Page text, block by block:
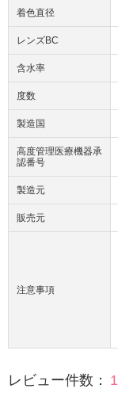
着色直径
レンズBC
含水率
度数
製造国
高度管理医療機器承
認番号
製造元
販売元
注意事項
レビュー件数：